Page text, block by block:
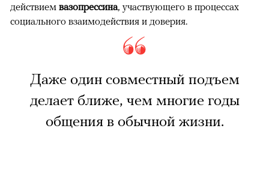
действием вазопрессина, участвующего в процессах
социального взаимодействия и доверия.
Даже один совместный подъем
делает ближе, чем многие годы
общения в обычной жизни.